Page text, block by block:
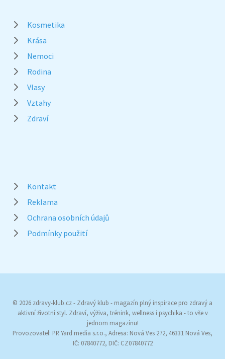
Kosmetika
Krása
Nemoci
Rodina
Vlasy
Vztahy
Zdraví
Kontakt
Reklama
Ochrana osobních údajů
Podmínky použití
© 2026 zdravy-klub.cz - Zdravý klub - magazín plný inspirace pro zdravý a
aktivní životní styl. Zdraví, výživa, trénink, wellness i psychika - to vše v
jednom magazínu!
Provozovatel: PR Yard media s.r.o., Adresa: Nová Ves 272, 46331 Nová Ves,
IČ: 07840772, DIČ: CZ07840772